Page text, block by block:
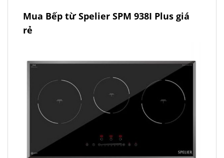
Mua Bếp từ Spelier SPM 938I Plus giá
rẻ